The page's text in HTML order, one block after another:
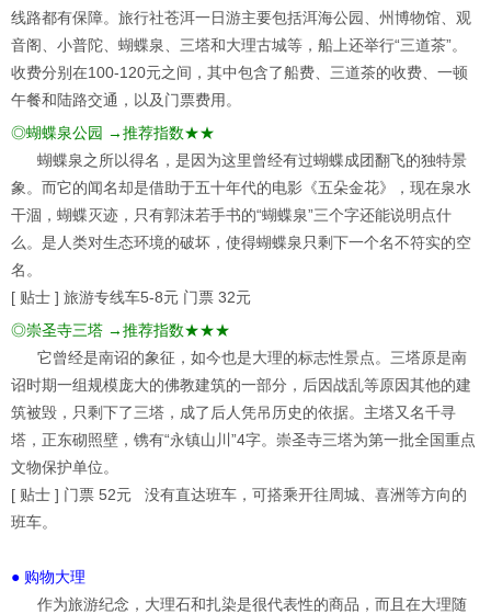
线路都有保障。旅行社苍洱一日游主要包括洱海公园、州博物馆、观
音阁、小普陀、蝴蝶泉、三塔和大理古城等，船上还举行“三道茶”。
收费分别在100-120元之间，其中包含了船费、三道茶的收费、一顿
午餐和陆路交通，以及门票费用。
◎蝴蝶泉公园 →推荐指数★★
蝴蝶泉之所以得名，是因为这里曾经有过蝴蝶成团翻飞的独特景
象。而它的闻名却是借助于五十年代的电影《五朵金花》，现在泉水
干涸，蝴蝶灭迹，只有郭沫若手书的“蝴蝶泉”三个字还能说明点什
么。是人类对生态环境的破坏，使得蝴蝶泉只剩下一个名不符实的空
名。
[ 贴士 ] 旅游专线车5-8元 门票 32元
◎崇圣寺三塔 →推荐指数★★★
它曾经是南诏的象征，如今也是大理的标志性景点。三塔原是南
诏时期一组规模庞大的佛教建筑的一部分，后因战乱等原因其他的建
筑被毁，只剩下了三塔，成了后人凭吊历史的依据。主塔又名千寻
塔，正东砌照壁，镌有“永镇山川”4字。崇圣寺三塔为第一批全国重点
文物保护单位。
[ 贴士 ] 门票 52元 没有直达班车，可搭乘开往周城、喜洲等方向的
班车。
● 购物大理
作为旅游纪念，大理石和扎染是很代表性的商品，而且在大理随